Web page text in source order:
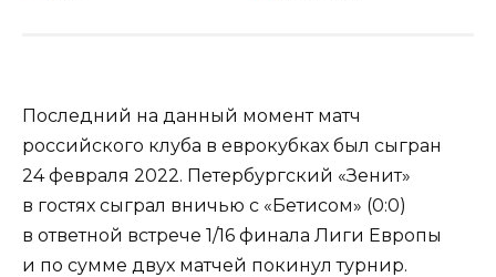
Последний на данный момент матч
российского клуба в еврокубках был сыгран
24 февраля 2022. Петербургский «Зенит»
в гостях сыграл вничью с «Бетисом» (0:0)
в ответной встрече 1/16 финала Лиги Европы
и по сумме двух матчей покинул турнир.